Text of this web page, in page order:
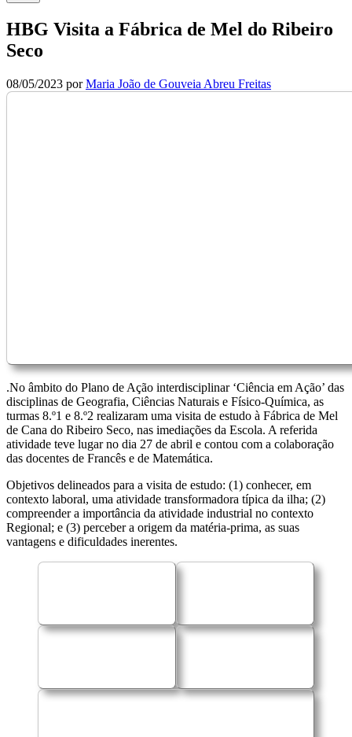
HBG Visita a Fábrica de Mel do Ribeiro
Seco
08/05/2023 porMaria João de Gouveia Abreu Freitas
.No âmbito do Plano de Ação interdisciplinar ‘Ciência em Ação’ das
disciplinas de Geografia, Ciências Naturais e Físico-Química, as
turmas 8.º1 e 8.º2 realizaram uma visita de estudo à Fábrica de Mel
de Cana do Ribeiro Seco, nas imediações da Escola. A referida
atividade teve lugar no dia 27 de abril e contou com a colaboração
das docentes de Francês e de Matemática.
Objetivos delineados para a visita de estudo: (1) conhecer, em
contexto laboral, uma atividade transformadora típica da ilha; (2)
compreender a importância da atividade industrial no contexto
Regional; e (3) perceber a origem da matéria-prima, as suas
vantagens e dificuldades inerentes.